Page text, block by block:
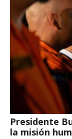
Presidente
la misión